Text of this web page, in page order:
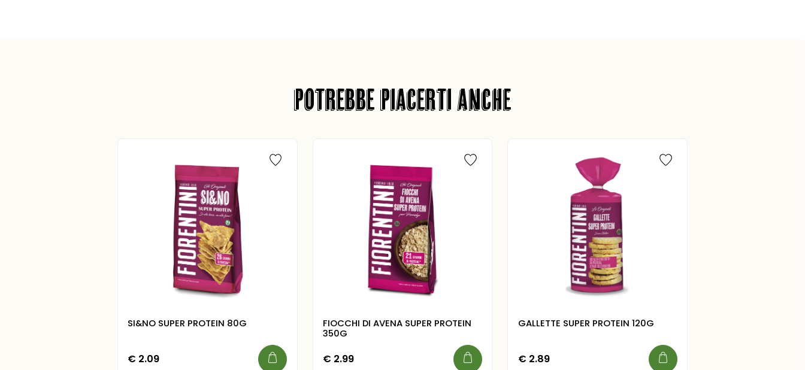
POTREBBE PIACERTI ANCHE
SI&NO SUPER PROTEIN 80G
€ 2.09
FIOCCHI DI AVENA SUPER PROTEIN
350G
€ 2.99
GALLETTE SUPER PROTEIN 120G
€ 2.89